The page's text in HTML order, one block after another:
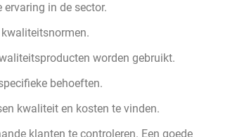
in de sector.
worden gebruikt.
behoeften.
kwaliteit en kosten te vinden.
klanten te controleren. Een goede